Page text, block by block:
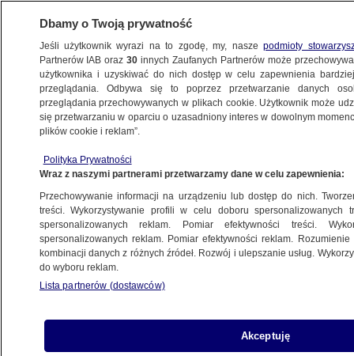
WARSZAWA
ULICE
kierowca oddalił się"
11.09.2021, 11:06
Udostępnij
Dbamy o Twoją prywatność
Jeśli użytkownik wyrazi na to zgodę, my, naszepodmioty
Partnerów IAB oraz30 innych Zaufanych Partnerów może
użytkownika i uzyskiwać do nich dostęp w celu zapewnienia
przeglądania. Odbywa się to poprzez przetwarzanie danych
przeglądania przechowywanych w plikach cookie. Użytkownik może
się przetwarzaniu w oparciu o uzasadniony interes w dowolnym
plików cookie i reklam”.
Polityka Prywatności
Wraz z naszymi partnerami przetwarzamy dane w celu zapewnienia:
Przechowywanie informacji na urządzeniu lub dostęp do nich.
treści. Wykorzystywanie profili w celu doboru spersonalizowanych
spersonalizowanych reklam. Pomiar efektywności treści.
spersonalizowanych reklam. Pomiar efektywności reklam.
kombinacji danych z różnych źródeł. Rozwój i ulepszanie usług.
do wyboru reklam.
Lista partnerów (dostawców)
Akceptuję